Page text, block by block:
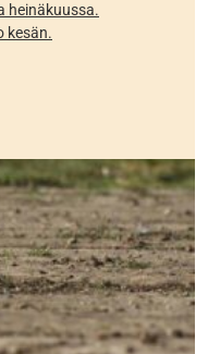
heinäkuussa.
kesän.